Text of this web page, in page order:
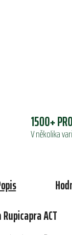
1500+
V několika
ACT